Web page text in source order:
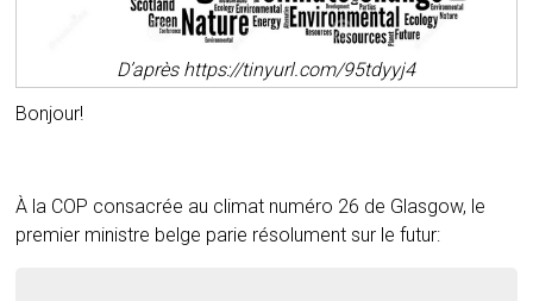
D’après https://tinyurl.com/95tdyyj4
Bonjour!
À la COP consacrée au climat numéro 26 de Glasgow, le
premier ministre belge parie résolument sur le futur: